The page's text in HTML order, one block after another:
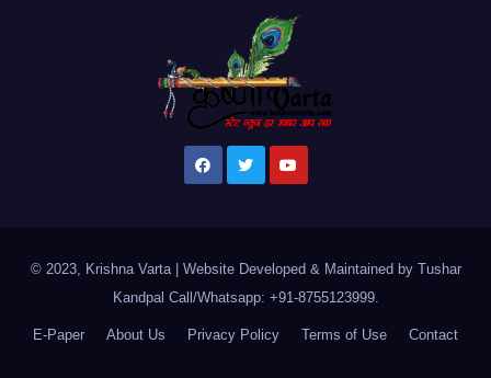
© 2023, Krishna Varta| Website Developed & Maintained by Tushar
Kandpal Call/Whatsapp: +91-8755123999.
E-Paper About Us Privacy Policy Terms of Use Contact